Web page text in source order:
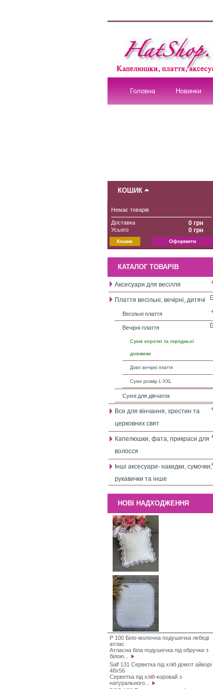
Головна Новинки
КОШИК
Немає товарів
Доставка 0 грн
Усього 0 грн
Кошик Оформити
КАТАЛОГ ТОВАРІВ
Аксесуари для весілля
Плаття весільні, вечірні, дитячі
Весільні плаття
Вечірні плаття
Сукні короткі та середньої
довжини
Довгі вечірні плаття
Сукні розмір L-XXL
Сукні для дівчаток
Все для вінчання, хрестин та
церковних свят
Капелюшки, фата, прикраси для
волосся
Інші аксесуари- накидки, сумочки,
рукавички та інше
НОВІ НАДХОДЖЕННЯ
P 100 Біло-молочна подушечка лебеді
атлас
Атласна біла подушечка під обручки з
білою...
Salf 131 Серветка під хліб домот айворі
48х56
Серветка під хліб-коровай з
натурального...